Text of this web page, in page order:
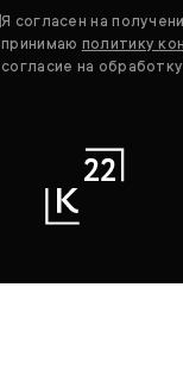
Я согласен на
принимаю политику
согласие на